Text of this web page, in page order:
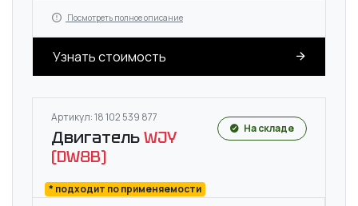
Посмотреть полное описание
Узнать стоимость
Артикул: 18 102 539 877
ДвигательWJY
(DW8B)
* подходит по применяемости
На складе